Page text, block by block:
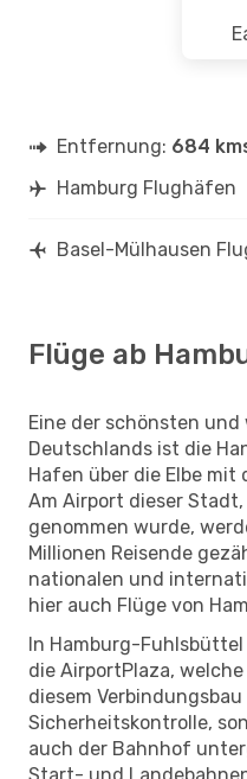
Entfernung: 684
Hamburg Flughäfen
Basel-Mülhausen
Flüge ab
Eine der schönsten
Deutschlands ist die
Hafen über die Elbe mit
Am Airport dieser
genommen wurde,
Millionen Reisende
nationalen und
hier auch Flüge von
In Hamburg-
die AirportPlaza,
diesem
Sicherheitskontrolle,
auch der Bahnhof